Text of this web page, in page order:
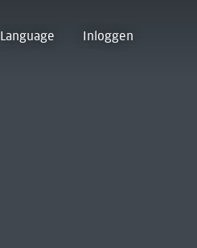
Language Inloggen